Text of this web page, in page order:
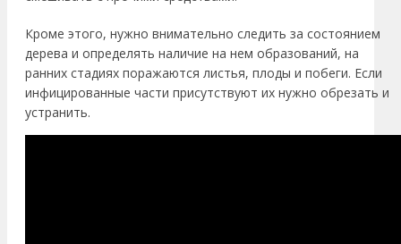
Кроме этого, нужно внимательно следить за состоянием
дерева и определять наличие на нем образований, на
ранних стадиях поражаются листья, плоды и побеги. Если
инфицированные части присутствуют их нужно обрезать и
устранить.